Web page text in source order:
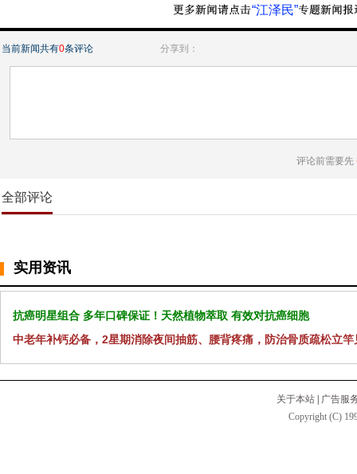
“江泽民”
当前新闻共有0条评论 分享到：
评论前需要先
全部评论
实用资讯
抗癌明星组合 多年口碑保证！天然植物萃取 有效对抗癌细胞
中老年补钙必备，2星期消除夜间抽筋、腰背疼痛，防治骨质疏松立竿
关于本站
广告服
Copyright (C)